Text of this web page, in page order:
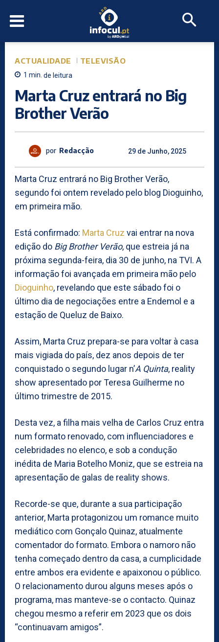
ACTUALIDADE TELEVISÃO
1 min. de leitura
Marta Cruz entrará no Big
Brother Verão
por Redacção 29 de Junho, 2025
Marta Cruz entrará no Big Brother Verão,
segundo foi ontem revelado pelo blog Dioguinho,
em primeira mão.
Está confirmado: Marta Cruz vai entrar na nova
edição do Big Brother Verão, que estreia já na
próxima segunda-feira, dia 30 de junho, na TVI. A
informação foi avançada em primeira mão pelo
Dioguinho, revelando que este sábado foi o
último dia de negociações entre a Endemol e a
estação de Queluz de Baixo.
Assim, Marta Cruz prepara-se para voltar à casa
mais vigiada do país, dez anos depois de ter
conquistado o segundo lugar n’A Quinta, reality
show apresentado por Teresa Guilherme no
último trimestre de 2015.
Desta vez, a filha mais velha de Carlos Cruz entra
num formato renovado, com influenciadores e
celebridades no elenco, e sob a condução
inédita de Maria Botelho Moniz, que se estreia na
apresentação de galas de reality shows.
Recorde-se que, durante a sua participação
anterior, Marta protagonizou um romance muito
mediático com Gonçalo Quinaz, atualmente
comentador do formato. Embora o namoro não
tenha começado dentro da casa, a cumplicidade
entre ambos era evidente e apaixonou o público.
O relacionamento durou alguns meses após o
programa, mas manteve-se o contacto. Quinaz
chegou mesmo a referir em 2023 que os dois
“continuavam amigos”.